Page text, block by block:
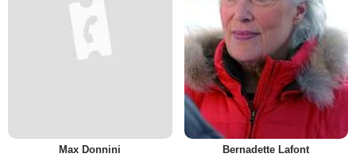
Max Donnini Bernadette Lafont